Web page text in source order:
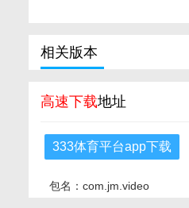
相关版本
高速下载地址
333体育平台app下载
包名：com.jm.video